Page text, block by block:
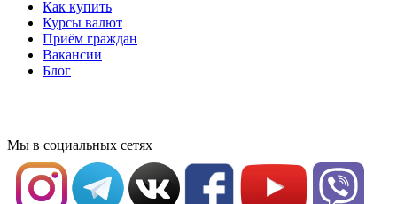
Как купить
Курсы валют
Приём граждан
Вакансии
Блог
Мы в социальных сетях